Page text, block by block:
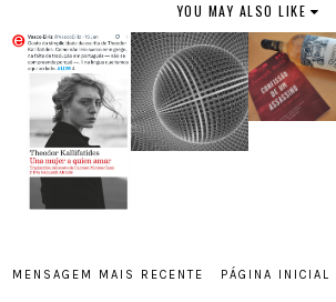
YOU MAY ALSO LIKE
MENSAGEM MAIS RECENTE PÁGINA INICIAL